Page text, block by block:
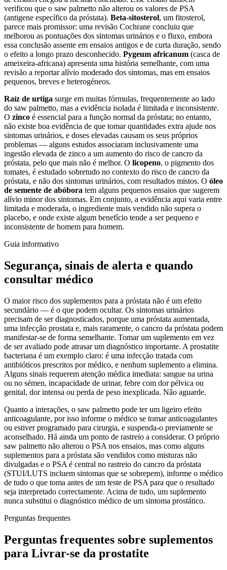
verificou que o saw palmetto não alterou os valores de PSA
(antigene específico da próstata). Beta-sitosterol, um fitosterol,
parece mais promissor: uma revisão Cochrane concluiu que
melhorou as pontuações dos sintomas urinários e o fluxo, embora
essa conclusão assente em ensaios antigos e de curta duração, sendo
o efeito a longo prazo desconhecido. Pygeum africanum (casca de
ameixeira-africana) apresenta uma história semelhante, com uma
revisão a reportar alívio moderado dos sintomas, mas em ensaios
pequenos, breves e heterogéneos.
Raíz de urtiga surge em muitas fórmulas, frequentemente ao lado
do saw palmetto, mas a evidência isolada é limitada e inconsistente.
O zinco é essencial para a função normal da próstata; no entanto,
não existe boa evidência de que tomar quantidades extra ajude nos
sintomas urinários, e doses elevadas causam os seus próprios
problemas — alguns estudos associaram inclusivamente uma
ingestão elevada de zinco a um aumento do risco de cancro da
próstata, pelo que mais não é melhor. O licopeno, o pigmento dos
tomates, é estudado sobretudo no contexto do risco de cancro da
próstata, e não dos sintomas urinários, com resultados mistos. O óleo
de semente de abóbora tem alguns pequenos ensaios que sugerem
alívio minor dos sintomas. Em conjunto, a evidência aqui varia entre
limitada e moderada, o ingrediente mais vendido não supera o
placebo, e onde existe algum benefício tende a ser pequeno e
inconsistente de homem para homem.
Guia informativo
Segurança, sinais de alerta e quando
consultar médico
O maior risco dos suplementos para a próstata não é um efeito
secundário — é o que podem ocultar. Os sintomas urinários
precisam de ser diagnosticados, porque uma próstata aumentada,
uma infecção prostata e, mais raramente, o cancro da próstata podem
manifestar-se de forma semelhante. Tomar um suplemento em vez
de ser avaliado pode atrasar um diagnóstico importante. A prostatite
bacteriana é um exemplo claro: é uma infecção tratada com
antibióticos prescritos por médico, e nenhum suplemento a elimina.
Alguns sinais requerem atenção médica imediata: sangue na urina
ou no sémen, incapacidade de urinar, febre com dor pélvica ou
genital, dor intensa ou perda de peso inexplicada. Não aguarde.
Quanto a interações, o saw palmetto pode ter um ligeiro efeito
anticoagulante, por isso informe o médico se tomar anticoagulantes
ou estiver programado para cirurgia, e suspenda-o previamente se
aconselhado. Há ainda um ponto de rastreio a considerar. O próprio
saw palmetto não alterou o PSA nos ensaios, mas como alguns
suplementos para a próstata são vendidos como misturas não
divulgadas e o PSA é central no rastreio do cancro da próstata
(STUI/LUTS incluem sintomas que se sobrepem), informe o médico
de tudo o que toma antes de um teste de PSA para que o resultado
seja interpretado correctamente. Acima de tudo, um suplemento
nunca substitui o diagnóstico médico de um sintoma prostático.
Perguntas frequentes
Perguntas frequentes sobre suplementos
para Livrar-se da prostatite